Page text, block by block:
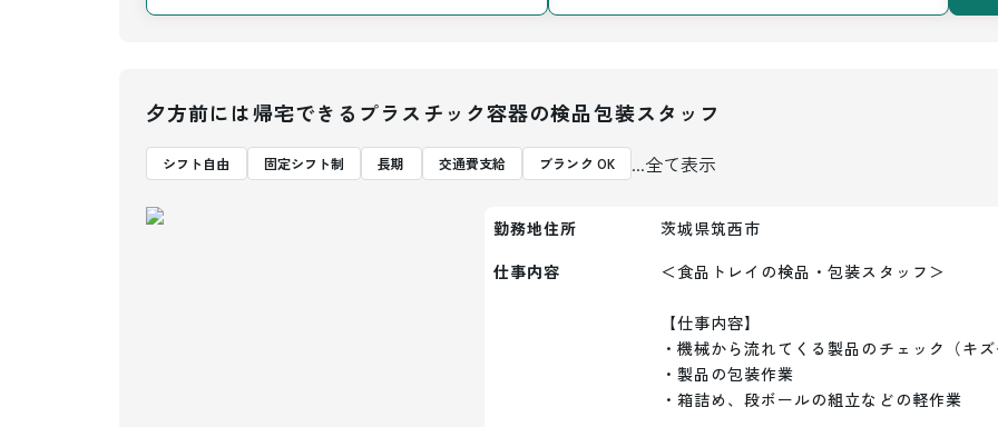
夕方前には帰宅できるプラスチック容器の検品包装スタッフ
シフト自由 固定シフト制 長期 交通費支給 ブランク OK ...全て表示
勤務地住所
茨城県筑西市
仕事内容
＜食品トレイの検品・包装スタッフ＞
【仕事内容】
・機械から流れてくる製品のチェック（キ
・製品の包装作業
・箱詰め、段ボールの組立などの軽作業